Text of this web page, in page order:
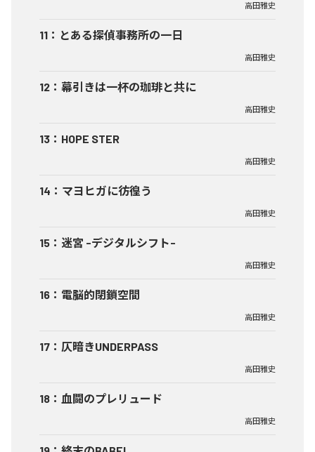
高田雅史
11 ： とある探偵事務所の一日
高田雅史
12 ： 幕引きは一杯の珈琲と共に
高田雅史
13 ： HOPE STER
高田雅史
14 ： マヨヒガに彷徨う
高田雅史
15 ： 迷宮 -デジタルシフト-
高田雅史
16 ： 電脳的閉鎖空間
高田雅史
17 ： 仄暗きUNDERPASS
高田雅史
18 ： 血闘のプレリュード
高田雅史